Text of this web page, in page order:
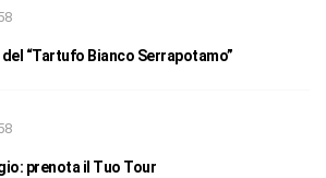
“Tartufo Bianco Serrapotamo”
prenota il Tuo Tour